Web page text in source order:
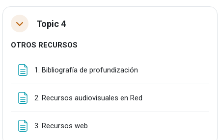
TolestuTopic 4
OTROS RECURSOS
1. Bibliografía de profundización
2. Recursos audiovisuales en Red
3. Recursos web